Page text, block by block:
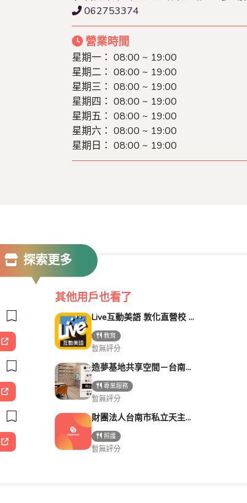
062753374
營業時間
星期一： 08:00 ~ 19:00
星期二： 08:00 ~ 19:00
星期三： 08:00 ~ 19:00
星期四： 08:00 ~ 19:00
星期五： 08:00 ~ 19:00
星期六： 08:00 ~ 19:00
星期日： 08:00 ~ 19:00
探索更多
其他用戶也看了
Live互動美語 敦化直營校 小一先修｜幼兒美語班｜兒童美語班｜自然發音班｜全民英檢班｜
教育
暫無評分
造夢基地共享空間－台南火車站站前館
專業服務
暫無評分
財團法人台南市私立天主教瑞復益智中心
照護
暫無評分